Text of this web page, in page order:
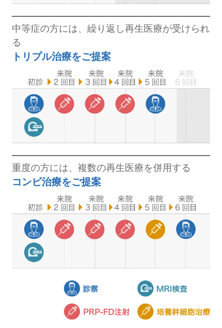
中等症の方には、 繰り返し再生医療が受けられ
る
トリプル治療をご提案
重度の方には、 複数の再生医療を併用する
コンビ治療をご提案